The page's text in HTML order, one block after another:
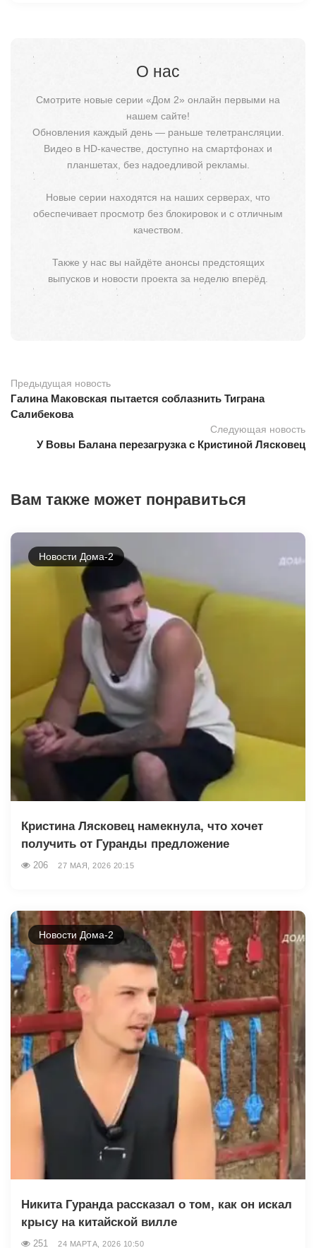
О нас
Смотрите новые серии «Дом 2» онлайн первыми на
нашем сайте!
Обновления каждый день — раньше телетрансляции.
Видео в HD-качестве, доступно на смартфонах и
планшетах, без надоедливой рекламы.
Новые серии находятся на наших серверах, что
обеспечивает просмотр без блокировок и с отличным
качеством.
Также у нас вы найдёте анонсы предстоящих
выпусков и новости проекта за неделю вперёд.
Предыдущая новость
Галина Маковская пытается соблазнить Тиграна
Салибекова
Следующая новость
У Вовы Балана перезагрузка с Кристиной Лясковец
Вам также может понравиться
Новости Дома-2
Кристина Лясковец намекнула, что хочет
получить от Гуранды предложение
206 27 МАЯ, 2026 20:15
Новости Дома-2
Никита Гуранда рассказал о том, как он искал
крысу на китайской вилле
251 24 МАРТА, 2026 10:50